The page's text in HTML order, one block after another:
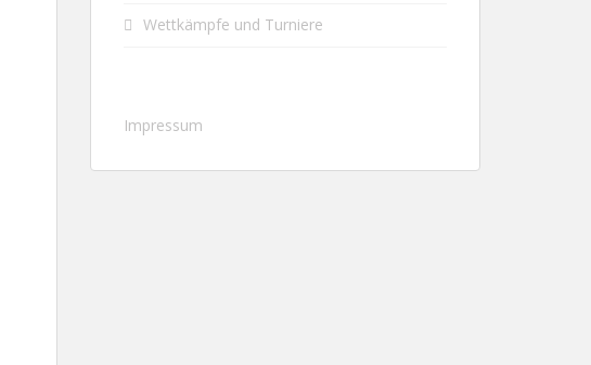
Wettkämpfe und Turniere
Impressum